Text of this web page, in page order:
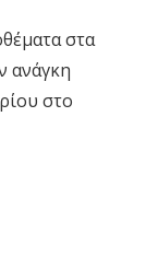
στα
ανάγκη
στο